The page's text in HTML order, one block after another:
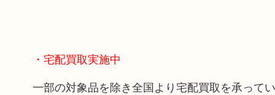
・宅配買取実施中
一部の対象品を除き全国より宅配買取を承ってい